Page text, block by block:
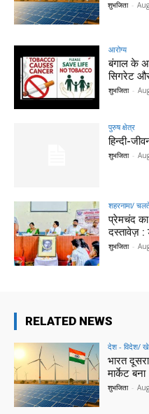
शुभजिता -
आरोग्य
बंगाल के
सिगरेट
शुभजिता -
पुरुष क्षेत्र
हिन्‍दी-
शुभजिता -
शहरनामा/
प्रेमचंद का
दस्तावेज़ :
शुभजिता -
RELATED NEWS
देश - विदेश/
भारत
मार्केट बना
शुभजिता -